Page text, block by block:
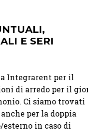
E SERI
per il
di arredo per il giorno
Ci siamo trovati
per la doppia
in caso di